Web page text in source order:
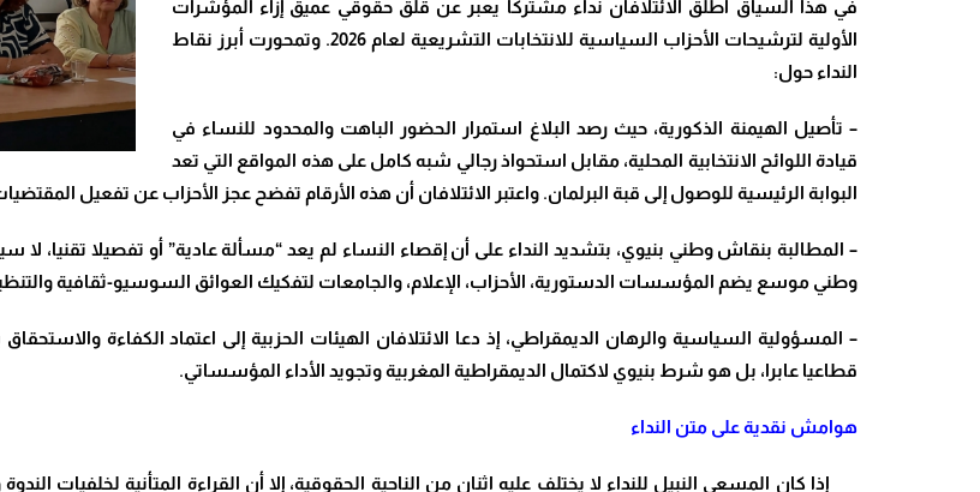
في هذا السياق أطلق الائتلافان نداء مشتركا يعبر عن قلق حقوقي عميق إزاء المؤشرات
الأولية لترشيحات الأحزاب السياسية للانتخابات التشريعية لعام 2026. وتمحورت أبرز نقاط
النداء حول:
– تأصيل الهيمنة الذكورية، حيث رصد البلاغ استمرار الحضور الباهت والمحدود للنساء في
قيادة اللوائح الانتخابية المحلية، مقابل استحواذ رجالي شبه كامل على هذه المواقع التي تعد
البوابة الرئيسية للوصول إلى قبة البرلمان. واعتبر الائتلافان أن هذه الأرقام تفضح عجز الأحزاب عن تفعيل
– المطالبة بنقاش وطني بنيوي، بتشديد النداء على أن إقصاء النساء لم يعد “مسألة عادية” أو تفصيلا تقنيا، لا
وطني موسع يضم المؤسسات الدستورية، الأحزاب، الإعلام، والجامعات لتفكيك العوائق السوسيو-ثقافية
– المسؤولية السياسية والرهان الديمقراطي، إذ دعا الائتلافان الهيئات الحزبية إلى اعتماد الكفاءة
قطاعيا عابرا، بل هو شرط بنيوي لاكتمال الديمقراطية المغربية وتجويد الأداء المؤسساتي.
هوامش نقدية على متن النداء
إذا كان المسعى النبيل للنداء لا يختلف عليه اثنان من الناحية الحقوقية، إلا أن القراءة المتأنية لخلفيات